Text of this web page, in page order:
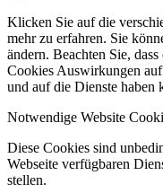
Klicken Sie auf die
mehr zu erfahren. Sie
ändern. Beachten Sie,
Cookies Auswirkungen
und auf die Dienste haben
Notwendige Website
Diese Cookies sind
Webseite verfügbaren
stellen.